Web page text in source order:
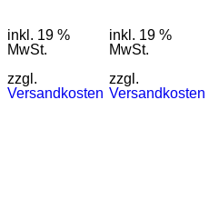
inkl. 19 %
MwSt.
zzgl.
Versandkosten
inkl. 19 %
MwSt.
zzgl.
Versandkosten